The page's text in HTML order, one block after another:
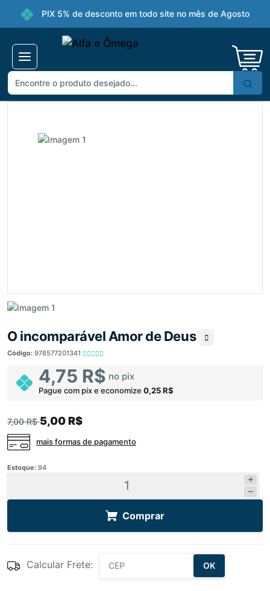
PIX 5% de desconto em todo site no mês de Agosto
O incomparável Amor de Deus
Código: 978577201341
4,75 R$ no pix
Pague com pix e economize 0,25 R$
7,00 R$5,00 R$
mais formas de pagamento
Estoque: 94
Comprar
Calcular Frete: OK